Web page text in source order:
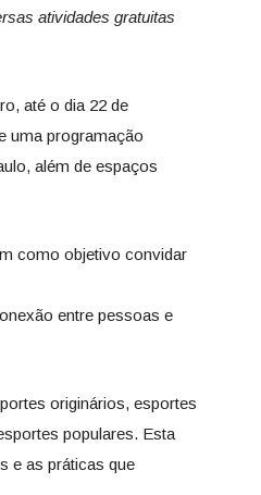
atividades gratuitas
até o dia 22 de
uma programação
além de espaços
como objetivo convidar
entre pessoas e
originários, esportes
populares. Esta
e as práticas que